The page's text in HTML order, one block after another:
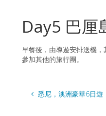
Day5 巴厘
早餐後，由導遊安排送機
參加其他的旅行團。
悉尼，澳洲豪華6日遊